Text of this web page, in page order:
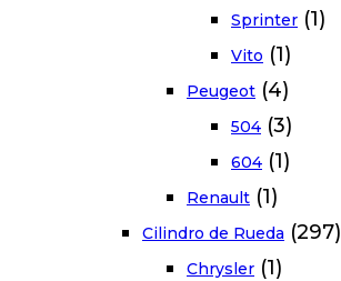
Sprinter (1)
Vito (1)
Peugeot (4)
504 (3)
604 (1)
Renault (1)
Cilindro de Rueda (297)
Chrysler (1)